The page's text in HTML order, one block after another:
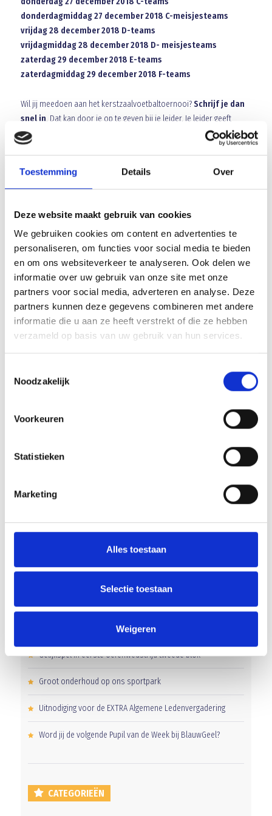
Toestemming Details Over
Deze website maakt gebruik van cookies
We gebruiken cookies om content en advertenties te
personaliseren, om functies voor social media te bieden
en om ons websiteverkeer te analyseren. Ook delen we
informatie over uw gebruik van onze site met onze
partners voor social media, adverteren en analyse. Deze
partners kunnen deze gegevens combineren met andere
informatie die u aan ze heeft verstrekt of die ze hebben
verzameld op basis van uw gebruik van hun services.
Noodzakelijk
Voorkeuren
Statistieken
Marketing
Alles toestaan
Selectie toestaan
Weigeren
donderdagmiddag 27 december 2018 C-meisjesteams
vrijdag 28 december 2018 D-teams
vrijdagmiddag 28 december 2018 D- meisjesteams
zaterdag 29 december 2018 E-teams
zaterdagmiddag 29 december 2018 F-teams
Wil jij meedoen aan het kerstzaalvoetbaltoernooi?Schrijf je dan
snel in. Dat kan door je op te geven bij je leider. Je leider geeft
vervolgens de namen van de spelers die mee willen doen inclusief
begeleider aan de groepsleider door.
Let op: een team kan
Doe dit voor 1 november.Daarna kunnen we aanmeldingen
groepsleider de namen van de deelnemers, het team waarin zijn
spelers spelen en of er een keeper bij zit en de naam van de
begeleider.
Heb je vragen, neem dan even contact op met je groepsleider.
Namens het Jeugdbestuur,
Ellen Kortekaas
Array
AANMELDEN LID
Overwinning op Mierlo Hout
Gelijkspel in eerste oefenwedstrijd tweede blok
Groot onderhoud op ons sportpark
Uitnodiging voor de EXTRA Algemene Ledenvergadering
Word jij de volgende Pupil van de Week bij BlauwGeel?
CATEGORIEËN